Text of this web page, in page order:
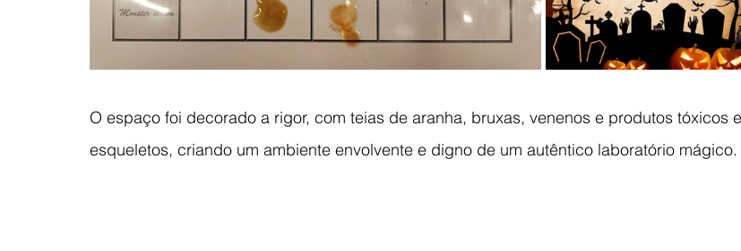
O espaço foi decorado a rigor, com teias de aranha, bruxas, venenos e produtos tóxicos e
esqueletos, criando um ambiente envolvente e digno de um autêntico laboratório mágico.